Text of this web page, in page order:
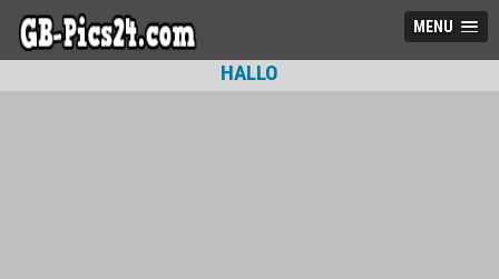
MENU
HALLO